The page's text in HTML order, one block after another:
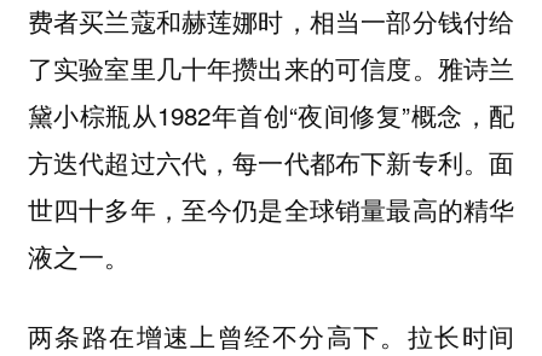
费者买兰蔻和赫莲娜时，相当一部分钱付给
了实验室里几十年攒出来的可信度。雅诗兰
黛小棕瓶从1982年首创“夜间修复”概念，配
方迭代超过六代，每一代都布下新专利。面
世四十多年，至今仍是全球销量最高的精华
液之一。
两条路在增速上曾经不分高下。拉长时间